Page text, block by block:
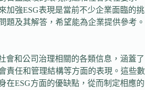
加強ESG表現是當前不少企業面臨的挑
題及其解答，希望能為企業提供參考。
會和公司治理相關的各類信息，涵蓋了
責任和管理結構等方面的表現。這些數
在ESG方面的優缺點，從而制定相應的